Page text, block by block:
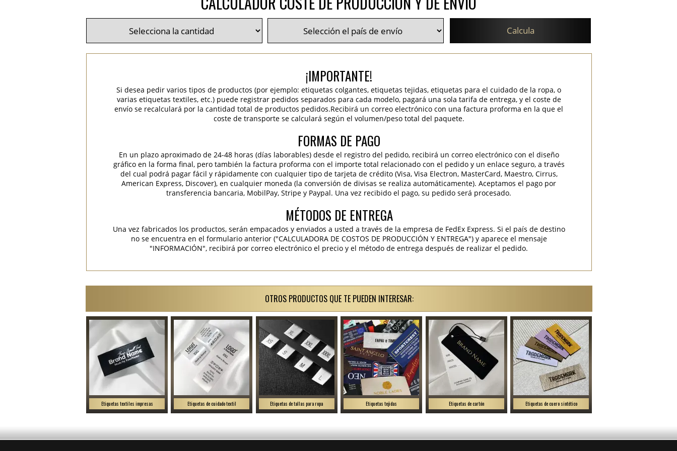
Calcula
¡IMPORTANTE!
Si desea pedir varios tipos de productos (por ejemplo: etiquetas colgantes, etiquetas tejidas, etiquetas para el cuidado de la ropa, o
varias etiquetas textiles, etc.) puede registrar pedidos separados para cada modelo, pagará una sola tarifa de entrega, y el coste de
envío se recalculará por la cantidad total de productos pedidos.Recibirá un correo electrónico con una factura proforma en la que el
coste de transporte se calculará según el volumen/peso total del paquete.
FORMAS DE PAGO
En un plazo aproximado de 24-48 horas (días laborables) desde el registro del pedido, recibirá un correo electrónico con el diseño
gráfico en la forma final, pero también la factura proforma con el importe total relacionado con el pedido y un enlace seguro, a través
del cual podrá pagar fácil y rápidamente con cualquier tipo de tarjeta de crédito (Visa, Visa Electron, MasterCard, Maestro, Cirrus,
American Express, Discover), en cualquier moneda (la conversión de divisas se realiza automáticamente). Aceptamos el pago por
transferencia bancaria, MobilPay, Stripe y Paypal. Una vez recibido el pago, su pedido será procesado.
MÉTODOS DE ENTREGA
Una vez fabricados los productos, serán empacados y enviados a usted a través de la empresa de FedEx Express. Si el país de destino
no se encuentra en el formulario anterior ("CALCULADORA DE COSTOS DE PRODUCCIÓN Y ENTREGA") y aparece el mensaje
"INFORMACIÓN", recibirá por correo electrónico el precio y el método de entrega después de realizar el pedido.
OTROS PRODUCTOS QUE TE PUEDEN INTERESAR:
Etiquetas textiles impresas Etiquetas de cuidado textil Etiquetas de tallas para ropa Etiquetas tejidas Etiquetas de cartón Etiquetas de cuero sintético